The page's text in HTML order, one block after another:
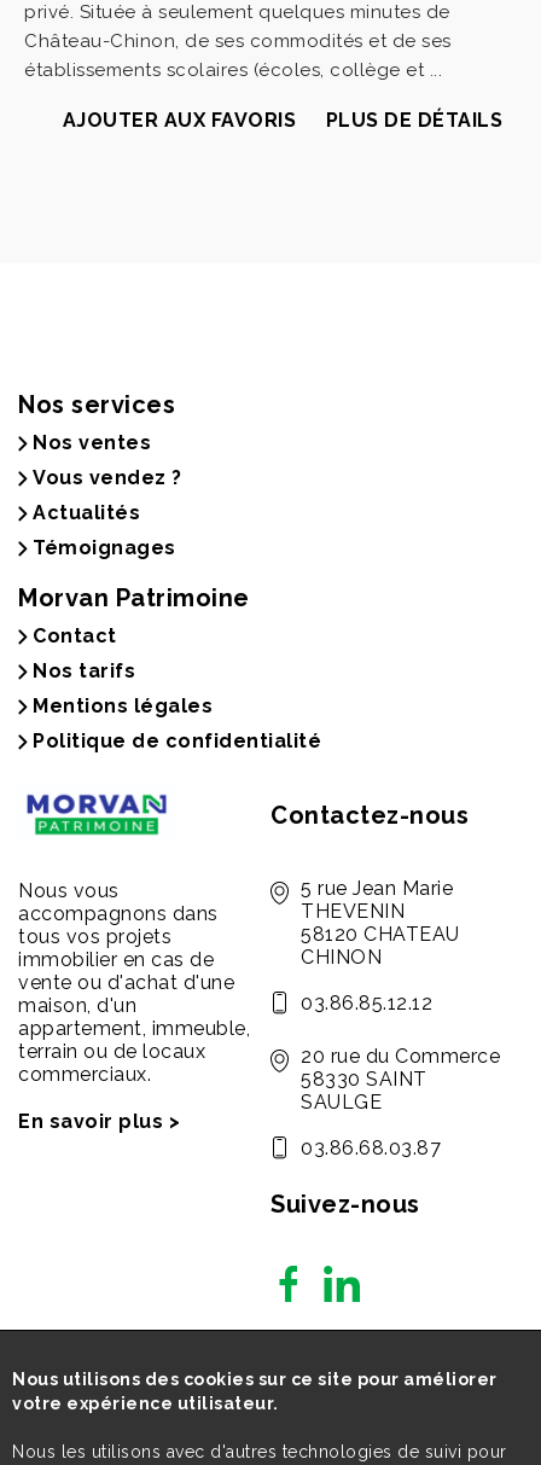
privé. Située à seulement quelques minutes de
Château-Chinon, de ses commodités et de ses
établissements scolaires (écoles, collège et ...
AJOUTER AUX FAVORIS PLUS DE DÉTAILS
Nos services
Nos ventes
Vous vendez ?
Actualités
Témoignages
Morvan Patrimoine
Contact
Nos tarifs
Mentions légales
Politique de confidentialité
Nous vous
accompagnons dans
tous vos projets
immobilier en cas de
vente ou d'achat d'une
maison, d'un
appartement, immeuble,
terrain ou de locaux
commerciaux.
En savoir plus >
Contactez-nous
5 rue Jean Marie
THEVENIN
58120 CHATEAU
CHINON
03.86.85.12.12
20 rue du Commerce
58330 SAINT
SAULGE
03.86.68.03.87
Suivez-nous
Nous utilisons des cookies sur ce site pour améliorer
votre expérience utilisateur.
Nous les utilisons avec d'autres technologies de suivi pour